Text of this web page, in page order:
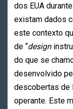
dos EUA
existam dados
este contexto
de “design
do que se
desenvolvido
descobertas de
operante. Este